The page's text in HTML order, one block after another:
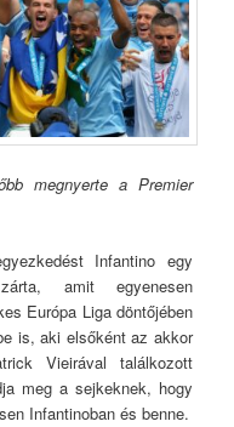
megnyerte a Premier
Infantino egy
amit egyenesen
Európa Liga döntőjében
is, aki elsőként az akkor
Vieirával találkozott
meg a sejkeknek, hogy
Infantinoban és benne.